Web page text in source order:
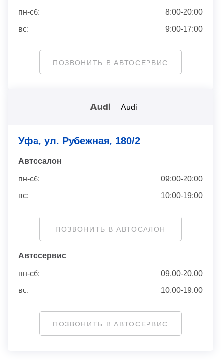
пн-сб:
8:00-20:00
вс:
9:00-17:00
ПОЗВОНИТЬ В АВТОСЕРВИС
Audi
Уфа, ул. Рубежная, 180/2
Автосaлон
пн-сб:
09:00-20:00
вс:
10:00-19:00
ПОЗВОНИТЬ В АВТОСАЛОН
Автосервис
пн-сб:
09.00-20.00
вс:
10.00-19.00
ПОЗВОНИТЬ В АВТОСЕРВИС